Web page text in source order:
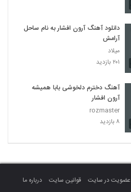
دانلود آهنگ آرون افشار به نام ساحل
آرامش
میلاد
۲۰۱ بازدید
آهنگ دخترم دلخوشی بابا همیشه
آرون افشار
rozmaster
۸ بازدید
عضویت در سایت قوانین سایت
درباره ما